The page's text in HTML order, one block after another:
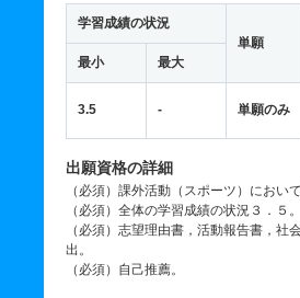
学習成績の状況
単願
最小 最大
3.5 - 単願のみ
出願資格の詳細
（必須）課外活動（スポーツ）におい
（必須）全体の学習成績の状況３．５。
（必須）志望理由書，活動報告書，社
出。
（必須）自己推薦。